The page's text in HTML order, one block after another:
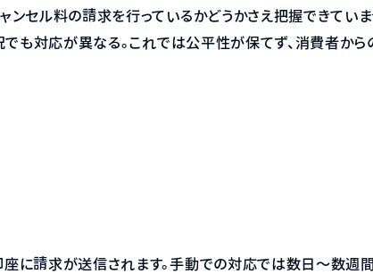
セル料の請求を行っているかどうかさえ把握できていま
でも対応が異なる。これでは公平性が保てず、消費者か
に請求が送信されます。手動での対応では数日〜数週